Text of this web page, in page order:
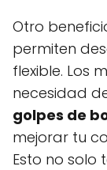
Otro
permiten
flexible. Los
necesidad
golpes de
mejorar tu
Esto no solo